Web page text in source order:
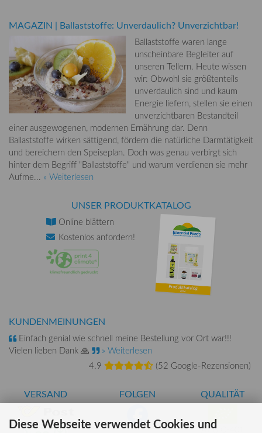
MAGAZIN | Ballaststoffe: Unverdaulich? Unverzichtbar!
Ballaststoffe waren lange
unscheinbare Begleiter auf
unseren Tellern. Heute wissen
wir: Obwohl sie größtenteils
unverdaulich sind und kaum
Energie liefern, stellen sie einen
unverzichtbaren Bestandteil
einer ausgewogenen, modernen Ernährung dar. Denn
Ballaststoffe wirken sättigend, fördern die natürliche Darmtätigkeit
und bereichern den Speiseplan. Doch was genau verbirgt sich
hinter dem Begriff "Ballaststoffe" und warum verdienen sie mehr
Aufme... » Weiterlesen
UNSER PRODUKTKATALOG
Online blättern
Kostenlos anfordern!
KUNDENMEINUNGEN
Einfach genial wie schnell meine Bestellung vor Ort war!!!
Vielen lieben Dank 🙏
» Weiterlesen
4.9
(52 Google-Rezensionen)
VERSAND FOLGEN QUALITÄT
AT-BIO-401
Diese Webseite verwendet Cookies und